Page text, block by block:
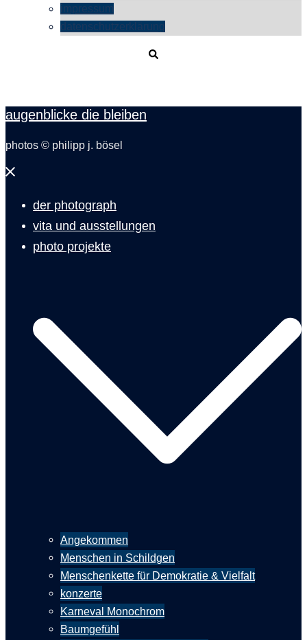
impressum
datenschutzerklärung
augenblicke die bleiben
photos © philipp j. bösel
Menü
der photograph
vita und ausstellungen
photo projekte
Angekommen
Menschen in Schildgen
Menschenkette für Demokratie & Vielfalt
konzerte
Karneval Monochrom
Baumgefühl